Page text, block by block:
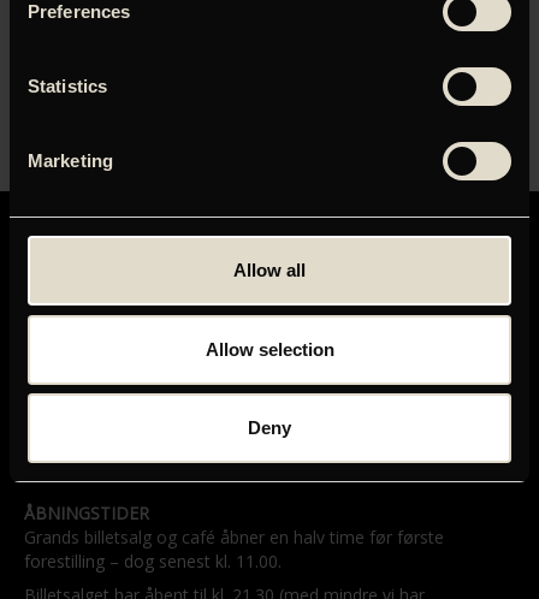
Preferences
Statistics
Marketing
Allow all
Allow selection
Deny
rangen stridig i forhold til overtagelsen af den fædrene
nådesløse og velspillede familiedrama. In vino veritas.
Mikkel Bryggers Gade 8
Tog, bus og bil
ÅBNINGSTIDER
Grands billetsalg og café åbner en halv time før første
forestilling – dog senest kl. 11.00.